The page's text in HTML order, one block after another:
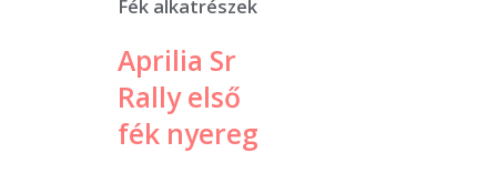
Fék alkatrészek
Aprilia Sr
Rally első
fék nyereg